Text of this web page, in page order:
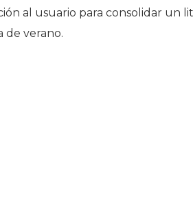
al usuario para consolidar un
de verano.